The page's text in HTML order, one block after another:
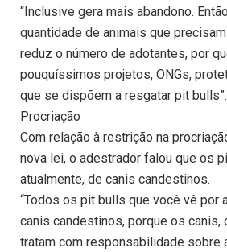
“Inclusive gera mais abandono.
quantidade de animais que
reduz o número de adotantes, por
pouquíssimos projetos, ONGs,
que se dispõem a resgatar pit bulls”.
Procriação
Com relação à restrição na
nova lei, o adestrador falou que os
atualmente, de canis candestinos.
“Todos os pit bulls que você vê por
canis candestinos, porque os canis,
tratam com responsabilidade sobre